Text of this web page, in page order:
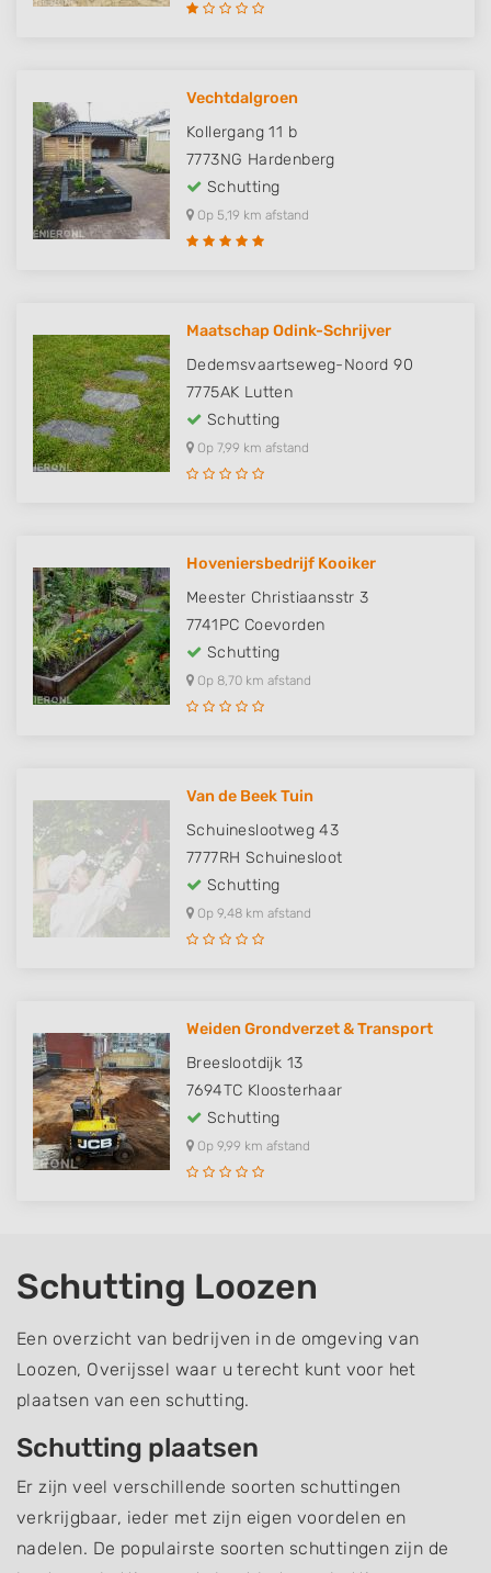
Vechtdalgroen
Kollergang 11 b
7773NG Hardenberg
Schutting
Op 5,19 km afstand
Maatschap Odink-Schrijver
Dedemsvaartseweg-Noord 90
7775AK Lutten
Schutting
Op 7,99 km afstand
Hoveniersbedrijf Kooiker
Meester Christiaansstr 3
7741PC Coevorden
Schutting
Op 8,70 km afstand
Van de Beek Tuin
Schuineslootweg 43
7777RH Schuinesloot
Schutting
Op 9,48 km afstand
Weiden Grondverzet & Transport
Breeslootdijk 13
7694TC Kloosterhaar
Schutting
Op 9,99 km afstand
Schutting Loozen
Een overzicht van bedrijven in de omgeving van
Loozen, Overijssel waar u terecht kunt voor het
plaatsen van een schutting.
Schutting plaatsen
Er zijn veel verschillende soorten schuttingen
verkrijgbaar, ieder met zijn eigen voordelen en
nadelen. De populairste soorten schuttingen zijn de